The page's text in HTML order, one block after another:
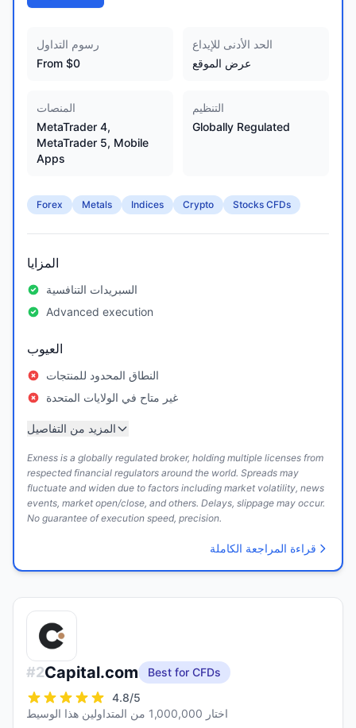
رسوم التداول
From $0
الحد الأدنى للإيداع
عرض الموقع
المنصات
MetaTrader 4,
MetaTrader 5, Mobile
Apps
التنظيم
Globally Regulated
Forex Metals Indices Crypto Stocks CFDs
المزايا
السبريدات التنافسية
Advanced execution
العيوب
النطاق المحدود للمنتجات
غير متاح في الولايات المتحدة
المزيد من التفاصيل
Exness is a globally regulated broker, holding multiple licenses from
respected financial regulators around the world. Spreads may
fluctuate and widen due to factors including market volatility, news
events, market open/close, and others. Delays, slippage may occur.
No guarantee of execution speed, precision.
قراءة المراجعة الكاملة
#2Capital.com
Best for CFDs
4.8/5
اختار 1,000,000 من المتداولين هذا الوسيط